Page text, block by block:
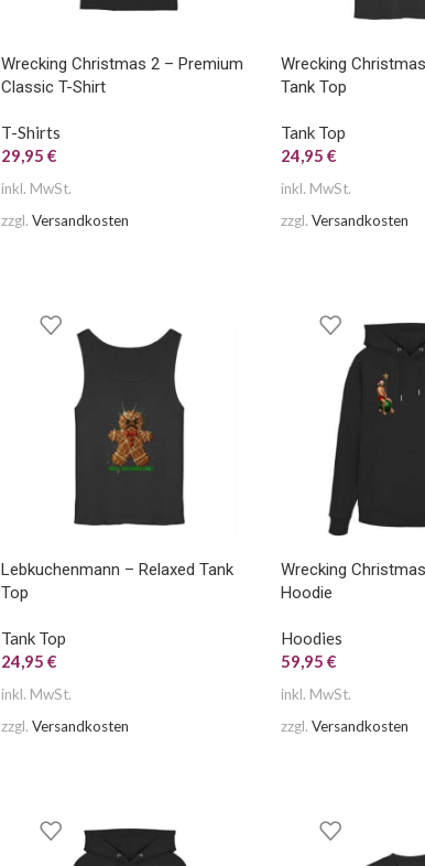
Wrecking Christmas 2 – Premium
Classic T-Shirt
T-Shirts
29,95 €
inkl. MwSt.
zzgl. Versandkosten
Wrecking
Tank Top
Tank Top
24,95€
inkl. MwSt.
zzgl.Versandkosten
Lebkuchenmann – Relaxed Tank
Top
Tank Top
24,95 €
inkl. MwSt.
zzgl. Versandkosten
Wrecking
Hoodie
Hoodies
59,95€
inkl. MwSt.
zzgl.Versandkosten